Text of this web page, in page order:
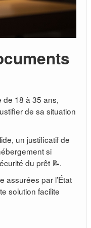
de 18 à 35 ans,
de sa situation
un justificatif de
si
du prêt 📝.
assurées par l’État
solution facilite